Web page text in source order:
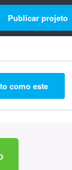
Publicar projeto
como este